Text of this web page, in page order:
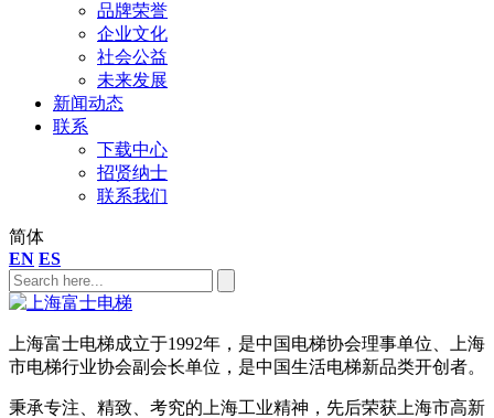
品牌荣誉
企业文化
社会公益
未来发展
新闻动态
联系
下载中心
招贤纳士
联系我们
简体
EN ES
上海富士电梯成立于1992年，是中国电梯协会理事单位、上海
市电梯行业协会副会长单位，是中国生活电梯新品类开创者。
秉承专注、精致、考究的上海工业精神，先后荣获上海市高新